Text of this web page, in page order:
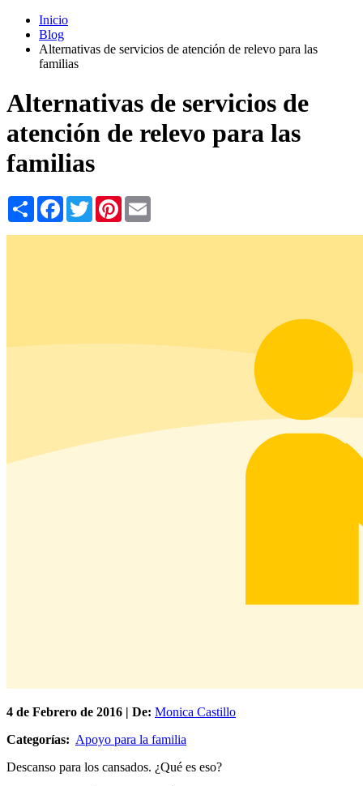
Inicio
Blog
Alternativas de servicios de atención de relevo para las
familias
Alternativas de servicios de
atención de relevo para las
familias
Share Facebook
TwitterPinterest
4 de Febrero de 2016 | De: Monica Castillo
Categorías: Apoyo para la familia
Descanso para los cansados. ¿Qué es eso?